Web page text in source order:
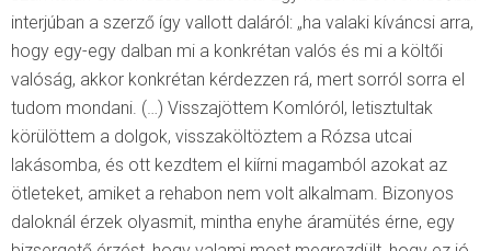
interjúban a szerző így vallott daláról: „ha valaki kíváncsi arra,
hogy egy-egy dalban mi a konkrétan valós és mi a költői
valóság, akkor konkrétan kérdezzen rá, mert sorról sorra el
tudom mondani. (…) Visszajöttem Komlóról, letisztultak
körülöttem a dolgok, visszaköltöztem a Rózsa utcai
lakásomba, és ott kezdtem el kiírni magamból azokat az
ötleteket, amiket a rehabon nem volt alkalmam. Bizonyos
daloknál érzek olyasmit, mintha enyhe áramütés érne, egy